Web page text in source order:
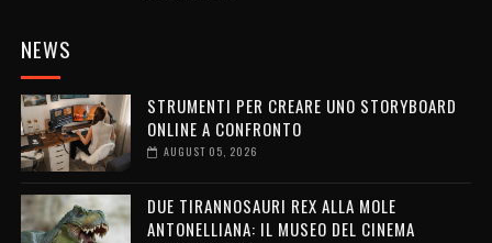
NEWS
STRUMENTI PER CREARE UNO STORYBOARD
ONLINE A CONFRONTO
AUGUST 05, 2026
DUE TIRANNOSAURI REX ALLA MOLE
ANTONELLIANA: IL MUSEO DEL CINEMA